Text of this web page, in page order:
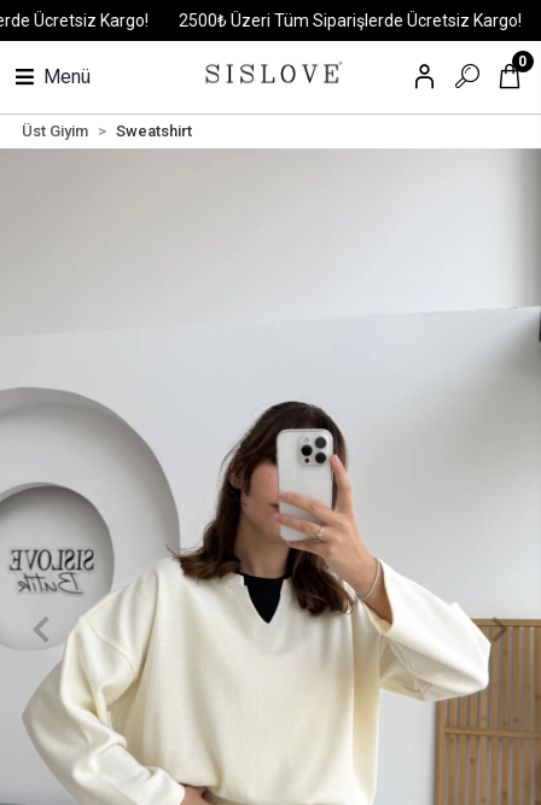
Kargo! 2500₺ Üzeri Tüm Siparişlerde Ücretsiz Kargo!
Menü
0
Üst Giyim Sweatshirt